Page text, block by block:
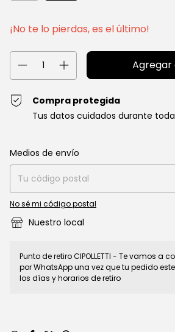
¡No te lo pierdas, es el último!
Compra protegida
Tus datos cuidados durante
Entregas para el CP:
Medios de envío
No sé mi código postal
Nuestro local
Punto de retiro CIPOLLETTI - Te vamos a
por WhatsApp una vez que tu pedido
los días y horarios de retiro